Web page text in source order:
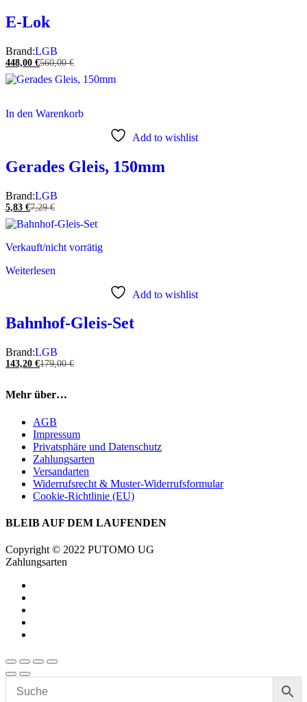
E-Lok
Brand:LGB
448,00 €560,00€
In den Warenkorb
Add to wishlist
Gerades Gleis, 150mm
Brand:LGB
5,83 €7,29€
Verkauft/nicht vorrätig
Weiterlesen
Add to wishlist
Bahnhof-Gleis-Set
Brand:LGB
143,20 €179,00€
Mehr über…
AGB
Impressum
Privatsphäre und Datenschutz
Zahlungsarten
Versandarten
Widerrufsrecht & Muster-Widerrufsformular
Cookie-Richtlinie (EU)
BLEIB AUF DEM LAUFENDEN
Copyright © 2022 PUTOMO UG
Zahlungsarten